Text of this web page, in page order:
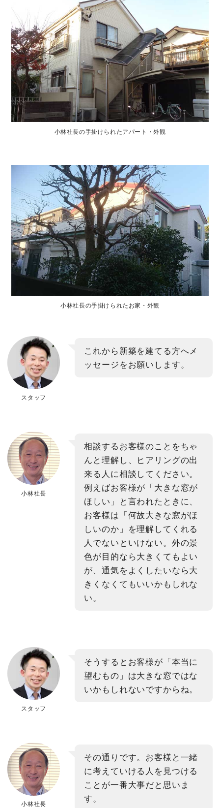
小林社長の手掛けられたアパート・外観
小林社長の手掛けられたお家・外観
スタッフ
これから新築を建てる方へメ
ッセージをお願いします。
小林社長
相談するお客様のことをちゃ
んと理解し、ヒアリングの出
来る人に相談してください。
例えばお客様が「大きな窓が
ほしい」と言われたときに、
お客様は「何故大きな窓がほ
しいのか」を理解してくれる
人でないといけない。外の景
色が目的なら大きくてもよい
が、通気をよくしたいなら大
きくなくてもいいかもしれな
い。
スタッフ
そうするとお客様が「本当に
望むもの」は大きな窓ではな
いかもしれないですからね。
小林社長
その通りです。お客様と一緒
に考えていける人を見つける
ことが一番大事だと思いま
す。